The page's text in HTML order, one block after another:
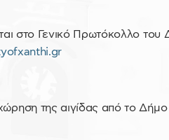
στο Γενικό Πρωτόκολλο του
της αιγίδας από το